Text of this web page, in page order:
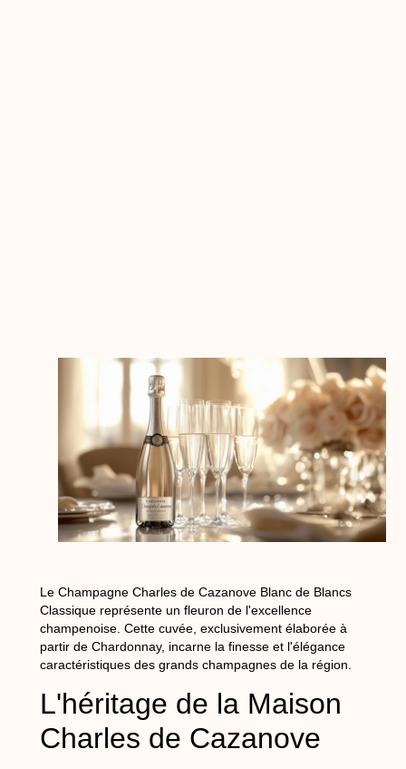
Le Champagne Charles de Cazanove Blanc de Blancs
Classique représente un fleuron de l'excellence
champenoise. Cette cuvée, exclusivement élaborée à
partir de Chardonnay, incarne la finesse et l'élégance
caractéristiques des grands champagnes de la région.
L'héritage de la Maison
Charles de Cazanove